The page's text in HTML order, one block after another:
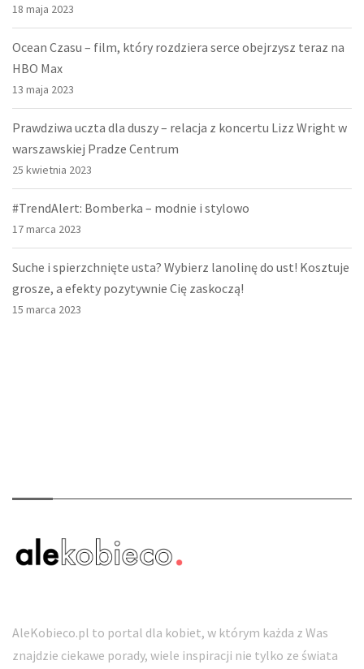
18 maja 2023
Ocean Czasu – film, który rozdziera serce obejrzysz teraz na
HBO Max
13 maja 2023
Prawdziwa uczta dla duszy – relacja z koncertu Lizz Wright w
warszawskiej Pradze Centrum
25 kwietnia 2023
#TrendAlert: Bomberka – modnie i stylowo
17 marca 2023
Suche i spierzchnięte usta? Wybierz lanolinę do ust! Kosztuje
grosze, a efekty pozytywnie Cię zaskoczą!
15 marca 2023
AleKobieco.pl to portal dla kobiet, w którym każda z Was
znajdzie ciekawe porady, wiele inspiracji nie tylko ze świata